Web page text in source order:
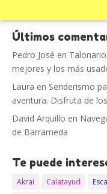
Últimos
Pedro José en
mejores y los más
Laura en Senderismo
aventura. Disfruta de
David Arquillo en
de Barrameda
Te puede
Akrai Calatayud